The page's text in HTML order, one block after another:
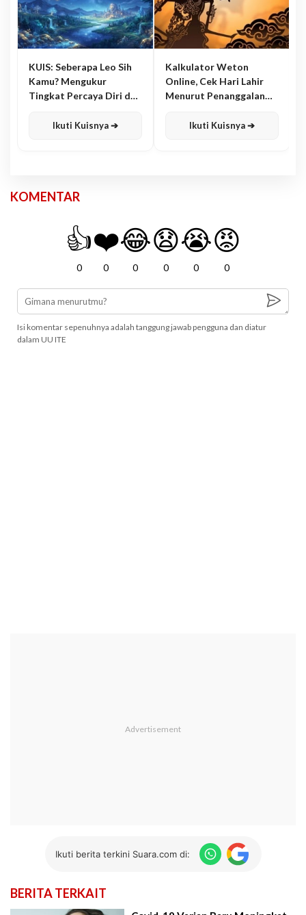
KUIS: Seberapa Leo Sih
Kamu? Mengukur
Tingkat Percaya Diri dan
Ikuti Kuisnya ➔
Kalkulator Weton
Online, Cek Hari Lahir
Menurut Penanggalan
Ikuti Kuisnya ➔
KOMENTAR
👍
0
❤️
0
😂
0
😧
0
😭
0
😡
0
Isi komentar sepenuhnya adalah tanggung jawab pengguna dan diatur
dalam UU ITE
Ikuti berita terkini Suara.com di:
BERITA TERKAIT